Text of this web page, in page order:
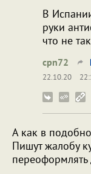
В
руки
что не
cpn72
22.10.20
А как в
Пишут жалобу